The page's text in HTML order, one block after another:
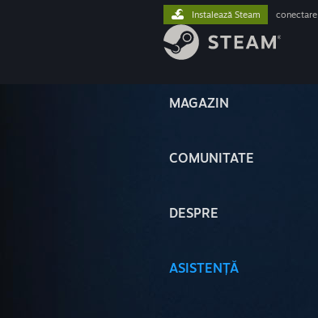
MAGAZIN
COMUNITATE
DESPRE
ASISTENȚĂ
Instalează Steam conectare